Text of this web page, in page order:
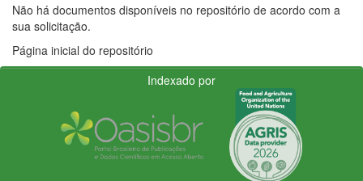
Não há documentos disponíveis no repositório de acordo com a
sua solicitação.
Página inicial do repositório
Indexado por